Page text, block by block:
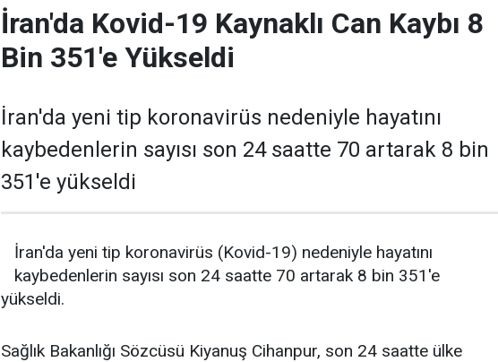
İran'da Kovid-19 Kaynaklı Can Kaybı 8
Bin 351'e Yükseldi
İran'da yeni tip koronavirüs nedeniyle hayatını
kaybedenlerin sayısı son 24 saatte 70 artarak 8 bin
351'e yükseldi
İran'da yeni tip koronavirüs (Kovid-19) nedeniyle hayatını
kaybedenlerin sayısı son 24 saatte 70 artarak 8 bin 351'e
yükseldi.
Sağlık Bakanlığı Sözcüsü Kiyanuş Cihanpur, son 24 saatte ülke